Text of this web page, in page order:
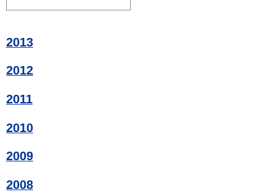
2013
2012
2011
2010
2009
2008